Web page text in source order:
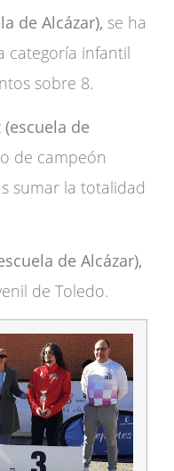
de Alcázar), se ha
categoría infantil
sobre 8.
de
de campeón
sumar la totalidad
de Alcázar),
de Toledo.